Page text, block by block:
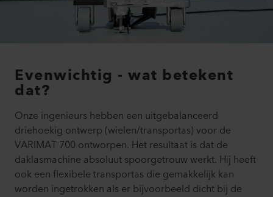
Evenwichtig - wat betekent
dat?
Onze ingenieurs hebben een uitgebalanceerd
driehoekig ontwerp (wielen/transportas) voor de
VARIMAT 700 ontworpen. Het resultaat is dat de
daklasmachine absoluut spoorgetrouw werkt. Hij heeft
ook een flexibele transportas die gemakkelijk kan
worden ingetrokken als er bijvoorbeeld dicht bij de